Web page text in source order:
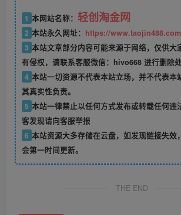
1 本网站名称： 轻创淘金网
2 本站永久网址： https://
3 本站文章部分内容可能来源于网络，仅供大
有侵权，请联系客服微信：hivo668 进行删除处
4 本站一切资源不代表本站立场，并不代表本
其真实性负责。
5 本站一律禁止以任何方式发布或转载任何违
客发现请向客服举报
6 本站资源大多存储在云盘，如发现链接失效
会第一时间更新。
THE END